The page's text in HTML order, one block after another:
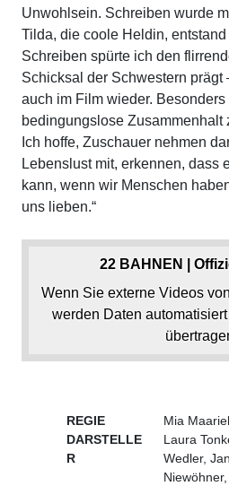
Unwohlsein. Schreiben wurde
Tilda, die coole Heldin,
Schreiben spürte ich den
Schicksal der Schwestern prägt
auch im Film wieder.
bedingungslose Zusammenhalt
Ich hoffe, Zuschauer nehmen
Lebenslust mit, erkennen, dass
kann, wenn wir Menschen
uns lieben.“
22 BAHNEN |
Wenn Sie externe Videos
werden Daten
übertragen.
REGIE
Mia
DARSTELLE
R
Laura
Wedler,